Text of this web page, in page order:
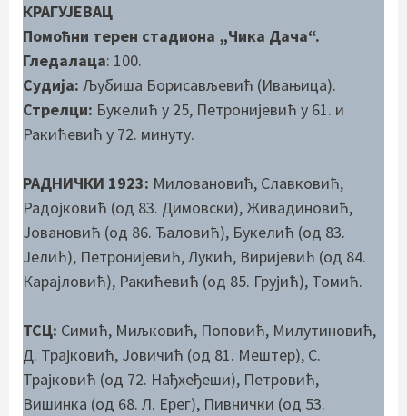
КРАГУЈЕВАЦ
Помоћни терен стадиона „Чика Дача“.
Гледалаца: 100.
Судија: Љубиша Борисављевић (Ивањица).
Стрелци: Букелић у 25, Петронијевић у 61. и
Ракићевић у 72. минуту.
РАДНИЧКИ 1923: Миловановић, Славковић,
Радојковић (од 83. Димовски), Живадиновић,
Јовановић (од 86. Ђаловић), Букелић (од 83.
Јелић), Петронијевић, Лукић, Виријевић (од 84.
Карајловић), Ракићевић (од 85. Грујић), Томић.
ТСЦ: Симић, Миљковић, Поповић, Милутиновић,
Д. Трајковић, Јовичић (од 81. Мештер), С.
Трајковић (од 72. Нађхеђеши), Петровић,
Вишинка (од 68. Л. Ерег), Пивнички (од 53.